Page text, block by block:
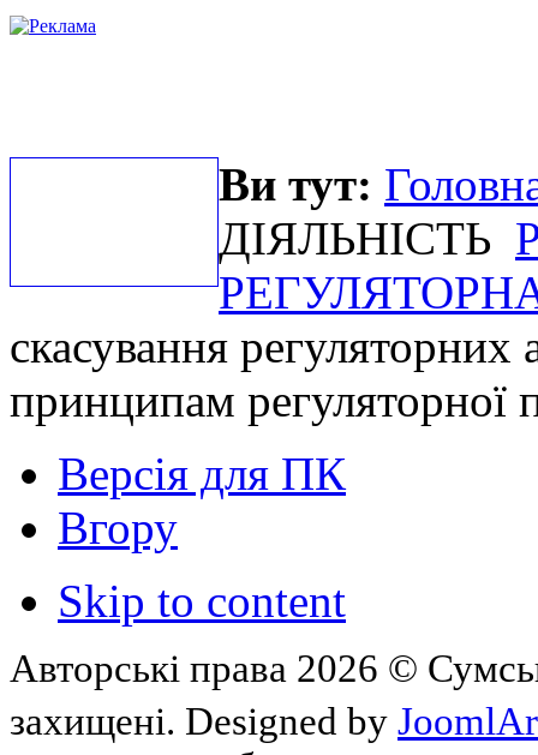
Ви тут:
ДІЯЛЬНІСТЬ
скасування регуляторних
принципам регуляторної
Версія для ПК
Вгору
Skip to content
Авторські права 2026 ©
захищені. Designed by